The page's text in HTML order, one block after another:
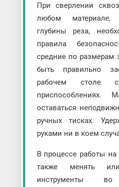
При сверлении
любом материале,
глубины реза,
правила
средние по размерам
быть правильно
рабочем столе
приспособлениях.
оставаться
ручных тисках.
руками ни в коем
В процессе работы на
также менять или
инструменты